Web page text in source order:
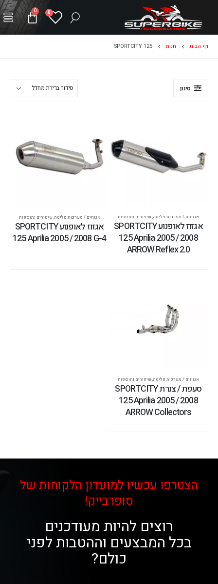
0
0
דף הבית חנות SPORTCITY 125
סינון
אגזוזים / מערכות פליטה, שיפורים ותוספות
אגזוז לאופנוע SPORTCITY
125 Aprilia 2005 / 2008
ARROW Reflex 2.0
אגזוזים / מערכות פליטה, שיפורים ותוספות
אגזוז לאופנוע SPORTCITY
125 Aprilia 2005 / 2008 G-4
אגזוזים / מערכות פליטה, שיפורים ותוספות
סעפת / צנרת SPORTCITY
125 Aprilia 2005 / 2008
ARROW Collectors
הצטרפו עכשיו למועדון הלקוחות של
סופרבייק!
רוצים להיות מעודכנים
בכל המבצעים וההטבות לפני
כולם?